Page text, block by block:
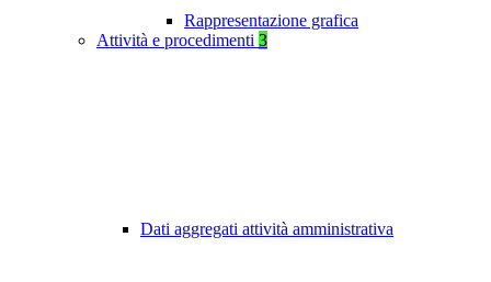
Rappresentazione grafica
Attività e procedimenti 3
Dati aggregati attività amministrativa